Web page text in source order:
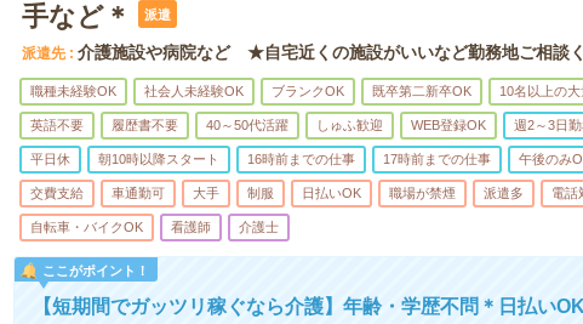
手など＊
派遣
派遣先 介護施設や病院など ★自宅近くの施設がいいなど勤務地ご相談
職種未経験OK 社会人未経験OK ブランクOK 既卒第二新卒OK 10名以上の
英語不要 履歴書不要 40～50代活躍 しゅふ歓迎 WEB登録OK 週2～3日
平日休 朝10時以降スタート 16時前までの仕事 17時前までの仕事 午後のみ
交費支給 車通勤可 大手 制服 日払いOK 職場が禁煙 派遣多 電話
自転車・バイクOK 看護師 介護士
ここがポイント！
【短期間でガッツリ稼ぐなら介護】年齢・学歴不問＊日払い